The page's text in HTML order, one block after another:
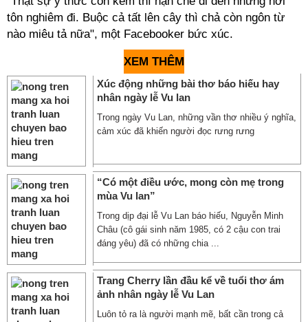
tôn nghiêm đi. Buộc cả tất lên cây thì chả còn ngôn từ
nào miêu tả nữa", một Facebooker bức xúc.
XEM THÊM
Xúc động những bài thơ báo hiếu hay
nhân ngày lễ Vu lan
Trong ngày Vu Lan, những vần thơ nhiều ý nghĩa,
cảm xúc đã khiến người đọc rưng rưng
“Có một điều ước, mong còn mẹ trong
mùa Vu lan”
Trong dịp đại lễ Vu Lan báo hiếu, Nguyễn Minh
Châu (cô gái sinh năm 1985, có 2 cậu con trai
đáng yêu) đã có những chia ...
Trang Cherry lần đầu kể về tuổi thơ ám
ảnh nhân ngày lễ Vu Lan
Luôn tỏ ra là người mạnh mẽ, bất cần trong cả